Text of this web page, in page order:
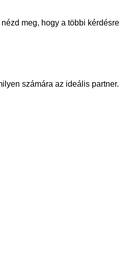
nézd meg, hogy a többi kérdésre
számára az ideális partner.